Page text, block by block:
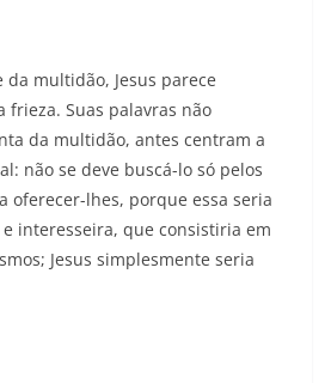
multidão, Jesus parece
frieza. Suas palavras não
da multidão, antes centram a
não se deve buscá-lo só pelos
oferecer-lhes, porque essa seria
interesseira, que consistiria em
Jesus simplesmente seria